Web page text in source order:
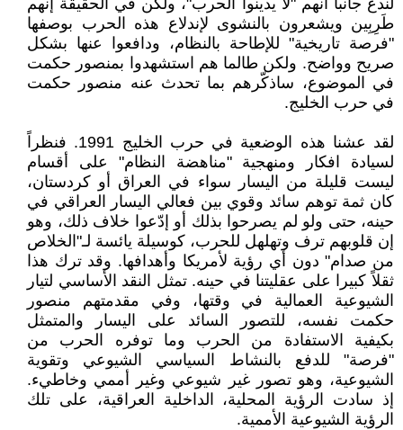
لندع جانباً انهم "لا يدينوا الحرب"، ولكن في الحقيقة إنهم
طَرِبِين ويشعرون بالنشوى لإندلاع هذه الحرب بوصفها
"فرصة تاريخية" للإطاحة بالنظام، ودافعوا عنها بشكل
صريح وواضح. ولكن طالما هم استشهدوا بمنصور حكمت
في الموضوع، ساذكّرهم بما تحدث عنه منصور حكمت
في حرب الخليج.
لقد عشنا هذه الوضعية في حرب الخليج 1991. فنظراً
لسيادة افكار ومنهجية "مناهضة النظام" على أقسام
ليست قليلة من اليسار سواء في العراق أو كردستان،
كان ثمة توهم سائد وقوي بين فعالي اليسار العراقي في
حينه، حتى ولو لم يصرحوا بذلك أو إدّعوا خلاف ذلك، وهو
إن قلوبهم ترف وتهلهل للحرب، كوسيلة يائسة لـ"الخلاص
من صدام" دون أي رؤية لأمريكا وأهدافها. وقد ترك هذا
ثقلاً كبيرا على عقليتنا في حينه. تمثل النقد الأساسي لتيار
الشيوعية العمالية في وقتها، وفي مقدمتهم منصور
حكمت نفسه، للتصور السائد على اليسار والمتمثل
بكيفية الاستفادة من الحرب وما توفره الحرب من
"فرصة" للدفع بالنشاط السياسي الشيوعي وتقوية
الشيوعية، وهو تصور غير شيوعي وغير أممي وخاطيء.
إذ سادت الرؤية المحلية، الداخلية العراقية، على تلك
الرؤية الشيوعية الأممية.